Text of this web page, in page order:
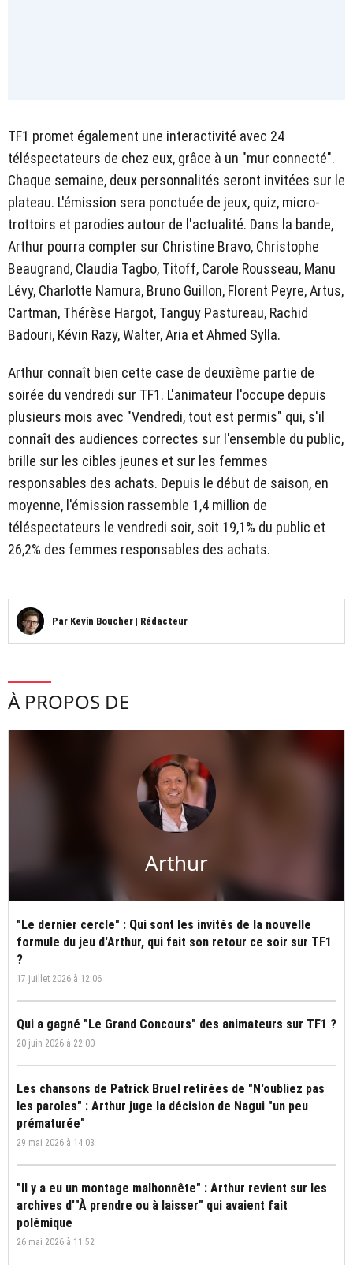
TF1 promet également une interactivité avec 24
téléspectateurs de chez eux, grâce à un "mur connecté".
Chaque semaine, deux personnalités seront invitées sur le
plateau. L'émission sera ponctuée de jeux, quiz, micro-
trottoirs et parodies autour de l'actualité. Dans la bande,
Arthur pourra compter sur Christine Bravo, Christophe
Beaugrand, Claudia Tagbo, Titoff, Carole Rousseau, Manu
Lévy, Charlotte Namura, Bruno Guillon, Florent Peyre, Artus,
Cartman, Thérèse Hargot, Tanguy Pastureau, Rachid
Badouri, Kévin Razy, Walter, Aria et Ahmed Sylla.
Arthur connaît bien cette case de deuxième partie de
soirée du vendredi sur TF1. L'animateur l'occupe depuis
plusieurs mois avec "Vendredi, tout est permis" qui, s'il
connaît des audiences correctes sur l'ensemble du public,
brille sur les cibles jeunes et sur les femmes
responsables des achats. Depuis le début de saison, en
moyenne, l'émission rassemble 1,4 million de
téléspectateurs le vendredi soir, soit 19,1% du public et
26,2% des femmes responsables des achats.
Par Kevin Boucher | Rédacteur
À PROPOS DE
Arthur
"Le dernier cercle" : Qui sont les invités de la nouvelle
formule du jeu d'Arthur, qui fait son retour ce soir sur TF1
?
17 juillet 2026 à 12:06
Qui a gagné "Le Grand Concours" des animateurs sur TF1 ?
20 juin 2026 à 22:00
Les chansons de Patrick Bruel retirées de "N'oubliez pas
les paroles" : Arthur juge la décision de Nagui "un peu
prématurée"
29 mai 2026 à 14:03
"Il y a eu un montage malhonnête" : Arthur revient sur les
archives d'"À prendre ou à laisser" qui avaient fait
polémique
26 mai 2026 à 11:52